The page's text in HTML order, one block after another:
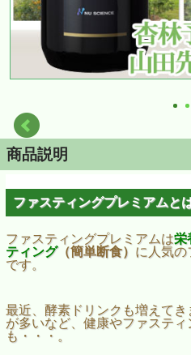
商品説明
ファスティングプレミアムと
ファスティングプレミアムは栄
ティング（簡単断食） に人気の
です。
最近、酵素ドリンクも増えて
が多いなど、健康やファステ
も・・・。